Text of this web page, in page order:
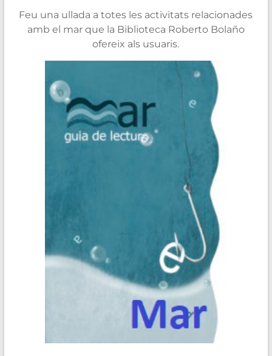
Feu una ullada a totes les activitats relacionades
amb el mar que la Biblioteca Roberto Bolaño
ofereix als usuaris.